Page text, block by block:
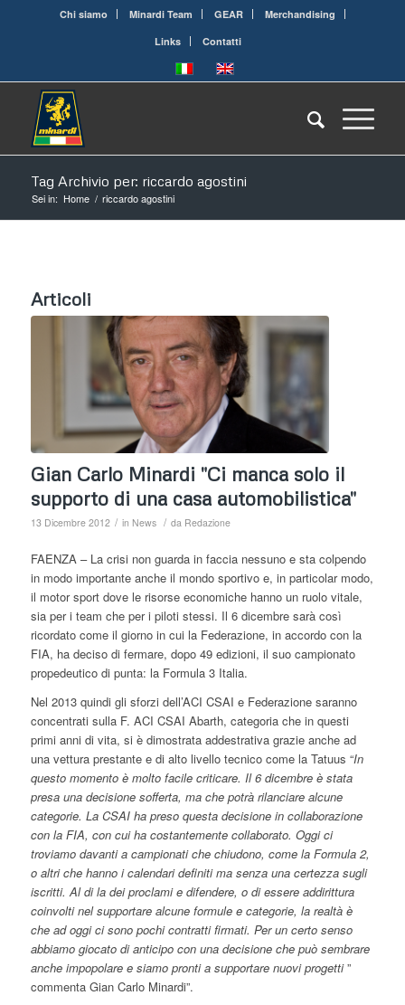
Chi siamo Minardi Team GEAR
Merchandising
Links
Contatti
Tag Archivio per: riccardo agostini
Sei in: Home / riccardo agostini
Articoli
Gian Carlo Minardi "Ci manca solo il
supporto di una casa automobilistica"
13 Dicembre 2012 / in News / da Redazione
FAENZA – La crisi non guarda in faccia nessuno e sta colpendo
in modo importante anche il mondo sportivo e, in particolar modo,
il motor sport dove le risorse economiche hanno un ruolo vitale,
sia per i team che per i piloti stessi. Il 6 dicembre sarà così
ricordato come il giorno in cui la Federazione, in accordo con la
FIA, ha deciso di fermare, dopo 49 edizioni, il suo campionato
propedeutico di punta: la Formula 3 Italia.
Nel 2013 quindi gli sforzi dell’ACI CSAI e Federazione saranno
concentrati sulla F. ACI CSAI Abarth, categoria che in questi
primi anni di vita, si è dimostrata addestrativa grazie anche ad
una vettura prestante e di alto livello tecnico come la Tatuus “In
questo momento è molto facile criticare. Il 6 dicembre è stata
presa una decisione sofferta, ma che potrà rilanciare alcune
categorie. La CSAI ha preso questa decisione in collaborazione
con la FIA, con cui ha costantemente collaborato. Oggi ci
troviamo davanti a campionati che chiudono, come la Formula 2,
o altri che hanno i calendari definiti ma senza una certezza sugli
iscritti. Al di la dei proclami e difendere, o di essere addirittura
coinvolti nel supportare alcune formule e categorie, la realtà è
che ad oggi ci sono pochi contratti firmati. Per un certo senso
abbiamo giocato di anticipo con una decisione che può sembrare
anche impopolare e siamo pronti a supportare nuovi progetti”
commenta Gian Carlo Minardi”.